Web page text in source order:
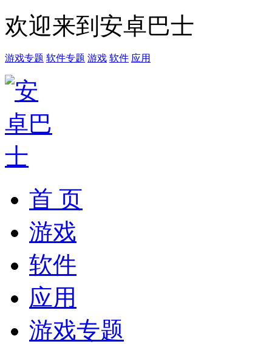
欢迎来到安卓巴士
游戏专题 软件专题 游戏 软件 应用
首 页
游戏
软件
应用
游戏专题